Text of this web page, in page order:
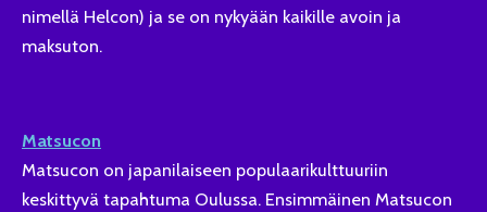
nimellä Helcon) ja se on nykyään kaikille avoin ja
maksuton.
Matsucon
Matsucon on japanilaiseen populaarikulttuuriin
keskittyvä tapahtuma Oulussa. Ensimmäinen Matsucon